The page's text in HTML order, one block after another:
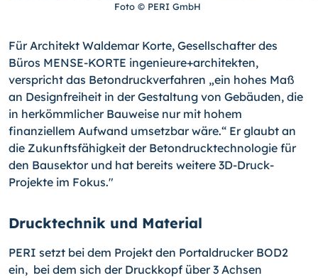
Foto © PERI GmbH
Für Architekt Waldemar Korte, Gesellschafter des
Büros MENSE-KORTE ingenieure+architekten,
verspricht das Betondruckverfahren „ein hohes Maß
an Designfreiheit in der Gestaltung von Gebäuden, die
in herkömmlicher Bauweise nur mit hohem
finanziellem Aufwand umsetzbar wäre.“ Er glaubt an
die Zukunftsfähigkeit der Betondrucktechnologie für
den Bausektor und hat bereits weitere 3D-Druck-
Projekte im Fokus."
Drucktechnik und Material
PERI setzt bei dem Projekt den Portaldrucker BOD2
ein, bei dem sich der Druckkopf über 3 Achsen